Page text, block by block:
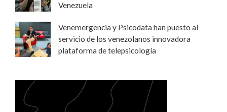
Venezuela
Venemergencia y Psicodata han puesto al
servicio de los venezolanos innovadora
plataforma de telepsicología